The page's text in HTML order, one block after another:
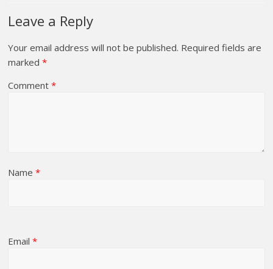
Leave a Reply
Your email address will not be published. Required fields are
marked*
Comment*
Name*
Email*